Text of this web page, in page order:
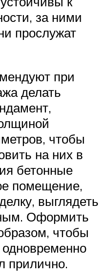
за ними
прослужат
при
делать
чтобы
на них в
бетонные
помещение,
выглядеть
Оформить
чтобы
прилично.